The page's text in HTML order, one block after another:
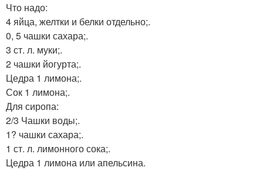
Что надо:
4 яйца, желтки и белки отдельно;.
0, 5 чашки сахара;.
3 ст. л. муки;.
2 чашки йогурта;.
Цедра 1 лимона;.
Сок 1 лимона;.
Для сиропа:
2/3 Чашки воды;.
1? чашки сахара;.
1 ст. л. лимонного сока;.
Цедра 1 лимона или апельсина.